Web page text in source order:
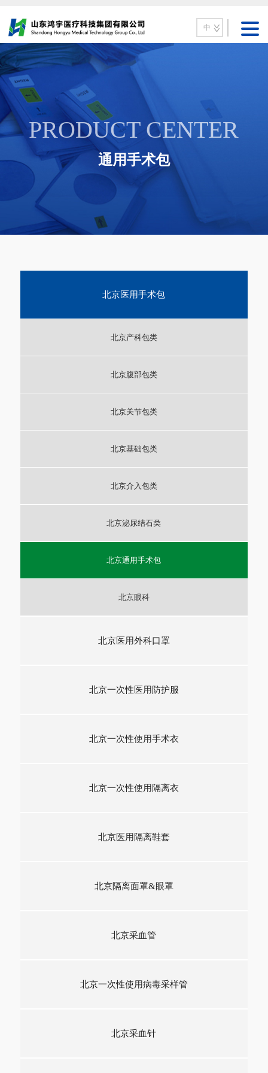
中
PRODUCT CENTER
通用手术包
北京医用手术包
北京产科包类
北京腹部包类
北京关节包类
北京基础包类
北京介入包类
北京泌尿结石类
北京通用手术包
北京眼科
北京医用外科口罩
北京一次性医用防护服
北京一次性使用手术衣
北京一次性使用隔离衣
北京医用隔离鞋套
北京隔离面罩&眼罩
北京采血管
北京一次性使用病毒采样管
北京采血针